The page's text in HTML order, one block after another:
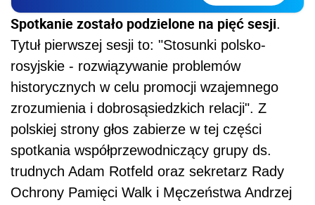
Spotkanie zostało podzielone na pięć sesji.
Tytuł pierwszej sesji to: "Stosunki polsko-
rosyjskie - rozwiązywanie problemów
historycznych w celu promocji wzajemnego
zrozumienia i dobrosąsiedzkich relacji". Z
polskiej strony głos zabierze w tej części
spotkania współprzewodniczący grupy ds.
trudnych Adam Rotfeld oraz sekretarz Rady
Ochrony Pamięci Walk i Męczeństwa Andrzej